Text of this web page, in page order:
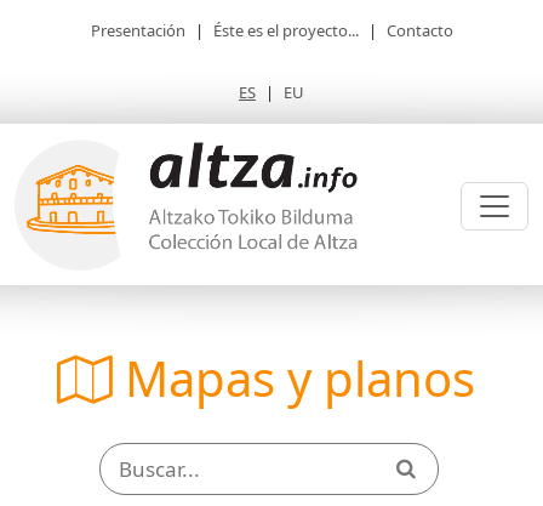
Presentación | Éste es el proyecto... | Contacto
ES | EU
Mapas y planos